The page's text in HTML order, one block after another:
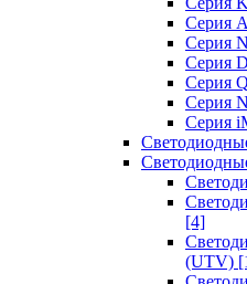
Серия
Серия
Серия
Серия
Серия
Серия
[4]
(UTV)